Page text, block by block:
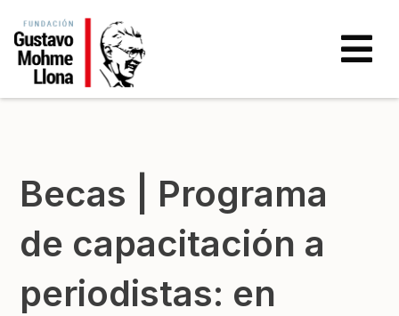
Becas | Programa
de capacitación a
periodistas: en